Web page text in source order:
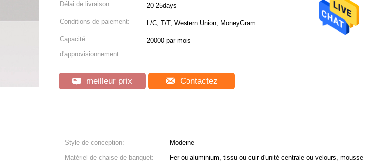
Délai de livraison: 20-25days
Conditions de paiement: L/C, T/T, Western Union, MoneyGram
Capacité
d'approvisionnement:
20000 par mois
meilleur prix Contactez
Style de conception:
Moderne
Matériel de chaise de banquet:
Fer ou aluminium, tissu ou cuir d'unité centrale ou velours, mousse